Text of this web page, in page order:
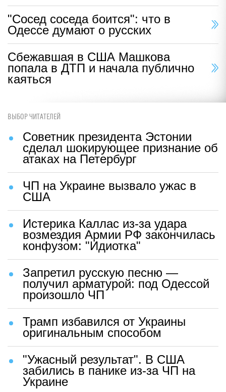
"Сосед соседа боится": что в
Одессе думают о русских
Сбежавшая в США Машкова
попала в ДТП и начала публично
каяться
ВЫБОР ЧИТАТЕЛЕЙ
Советник президента Эстонии
сделал шокирующее признание об
атаках на Петербург
ЧП на Украине вызвало ужас в
США
Истерика Каллас из-за удара
возмездия Армии РФ закончилась
конфузом: "Идиотка"
Запретил русскую песню —
получил арматурой: под Одессой
произошло ЧП
Трамп избавился от Украины
оригинальным способом
"Ужасный результат". В США
забились в панике из-за ЧП на
Украине